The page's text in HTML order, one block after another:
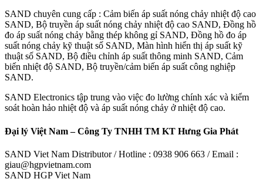
SAND chuyên cung cấp : Cảm biến áp suất nóng chảy nhiệt độ cao
SAND, Bộ truyền áp suất nóng chảy nhiệt độ cao SAND, Đồng hồ
đo áp suất nóng chảy bằng thép không gỉ SAND, Đồng hồ đo áp
suất nóng chảy kỹ thuật số SAND, Màn hình hiển thị áp suất kỹ
thuật số SAND, Bộ điều chỉnh áp suất thông minh SAND, Cảm
biến nhiệt độ SAND, Bộ truyền/cảm biến áp suất công nghiệp
SAND.
SAND Electronics tập trung vào việc đo lường chính xác và kiểm
soát hoàn hảo nhiệt độ và áp suất nóng chảy ở nhiệt độ cao.
Đại lý Việt Nam – Công Ty TNHH TM KT Hưng Gia Phát
SAND Viet Nam Distributor / Hotline : 0938 906 663 / Email :
giau@hgpvietnam.com
SAND HGP Viet Nam